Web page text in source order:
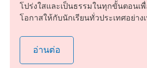
โปร่งใสและเป็นธรรมในทุกขั้นตอนเ
โอกาสให้กับนักเรียนทั่วประเทศอย่างเ
อ่านต่อ